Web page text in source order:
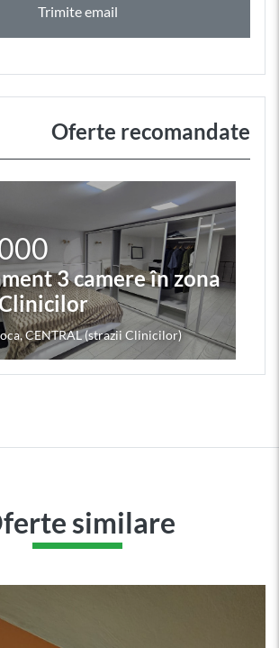
Trimite email
Oferte recomandate
3 camere în zona
CENTRAL (strazii Clinicilor)
similare